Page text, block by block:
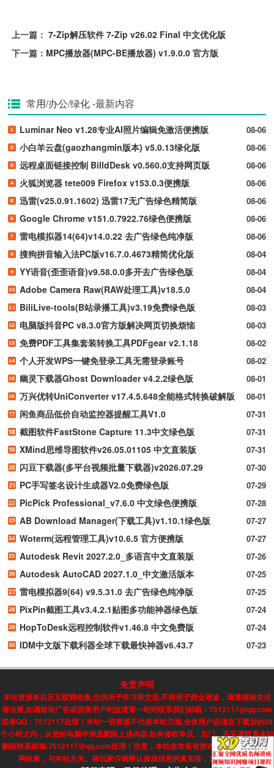
上一篇： 7-Zip解压软件 7-Zip v26.02 Final 中文优化版
下一篇： MPC播放器(MPC-BE播放器) v1.9.0.0 官方版
常用/办公/绿化-最新内容
08-06
Luminar Neo v1.28专业AI照片编辑免激活便携版
08-06
小白羊云盘(gaozhangmin版本) v5.0.13绿化版
08-06
远程桌面链接控制 BilldDesk v0.560.0支持网页版
08-06
火狐浏览器 tete009 Firefox v153.0.3便携版
08-06
迅雷(v25.0.91.1602) 迅雷17无广告绿色精简版
08-06
Google Chrome v151.0.7922.76绿色便携版
08-06
雷电模拟器14(64)v14.0.22 去广告绿色纯净版
08-04
搜狗拼音输入法PC版v16.7.0.4673精简优化版
08-04
YY语音(歪歪语音)v9.58.0.0多开去广告绿色版
08-04
Adobe Camera Raw(RAW处理工具)v18.5.0
08-03
BiliLive-tools(B站录播工具)v3.19免费绿色版
08-03
电脑版抖音PC v8.3.0官方版解决网页切换烦恼
08-02
免费PDF工具集套装转换工具PDFgear v2.1.18
08-02
个人开发WPS一键免登录工具无需登录账号
08-01
幽灵下载器Ghost Downloader v4.2.2绿色版
08-01
万兴优转UniConverter v17.4.5.648全能格式转换破解版
07-31
闲鱼商品低价自动监控器提醒工具V1.0
07-31
截图软件FastStone Capture 11.3中文绿色版
07-31
XMind思维导图软件v26.05.01105 中文直装版
07-30
闪豆下载器(多平台视频批量下载器)v2026.07.29
07-29
PC手写签名设计生成器V2.0免费绿色版
07-28
PicPick Professional_v7.6.0 中文绿色便携版
07-27
AB Download Manager(下载工具)v1.10.1绿色版
07-27
Woterm(远程管理工具)v10.6.5 官方便携版
07-26
Autodesk Revit 2027.2.0_多语言中文直装版
07-25
Autodesk AutoCAD 2027.1.0_中文激活版本
07-25
雷电模拟器9(64) v9.5.31.0 去广告绿色纯净版
07-24
PixPin截图工具v3.4.2.1贴图多功能神器绿色版
07-24
HopToDesk远程控制软件v1.46.8 中文免费版
07-23
IDM中文版下载利器全球下载最快神器v6.43.7
免责声明
本站资源来自及互联网收集,仅供用于学习和交流,不得用于商业用途，请遵循相关法
律法规,如遇欺诈广告或损害用户利益请第一时间联系我们邮箱：7512117@qq.com
或者QQ：7512117处理！本站一切资源不代表本站立场,全体用户必须在下载后的24
个小时之内，从您的电脑中彻底删除上述内容.如有侵权争议、后门、不妥请联系本站
删除联系邮箱:7512117@qq.com处理！注意：本站发布所有游戏信息，均来自互联
网收集，与本站无关。请玩家仔细辨认游戏信息的真实性，避免上当受骗!